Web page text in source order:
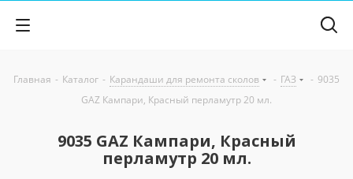
Главная - Каталог - Карандаши для ремонта сколов - ГАЗ - 9035
GAZ Кампари, Красный перламутр 20 мл.
9035 GAZ Кампари, Красный
перламутр 20 мл.